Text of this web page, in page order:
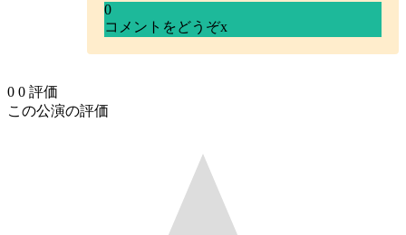
0
コメントをどうぞx
0 0 評価
この公演の評価